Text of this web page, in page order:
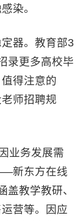
染。
器。教育部3
录更多高校毕
得注意的
师招聘规
业务发展需
新东方在线
盖教学教研、
营等。因应